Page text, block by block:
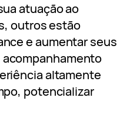
atuação ao
outros estão
e aumentar seus
altamente
potencializar